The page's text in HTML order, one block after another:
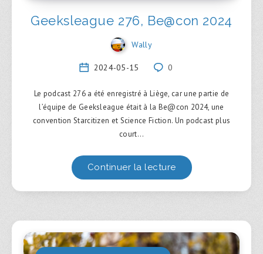
Geeksleague 276, Be@con 2024
Wally
2024-05-15 0
Le podcast 276 a été enregistré à Liège, car une partie de
l’équipe de Geeksleague était à la Be@con 2024, une
convention Starcitizen et Science Fiction. Un podcast plus
court…
Continuer la lecture